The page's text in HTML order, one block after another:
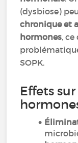
(dysbiose)
chronique et
hormones,
SOPK.
Effets